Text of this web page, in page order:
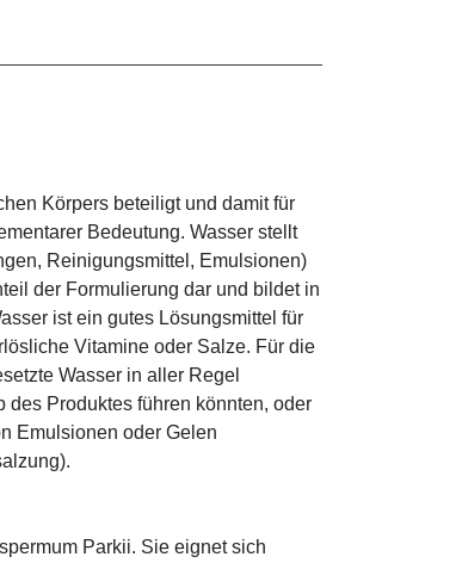
Körpers beteiligt und damit für
Bedeutung. Wasser stellt
Reinigungsmittel, Emulsionen)
der Formulierung dar und bildet in
ist ein gutes Lösungsmittel für
Vitamine oder Salze. Für die
Wasser in aller Regel
des Produktes führen könnten, oder
Emulsionen oder Gelen
Parkii. Sie eignet sich